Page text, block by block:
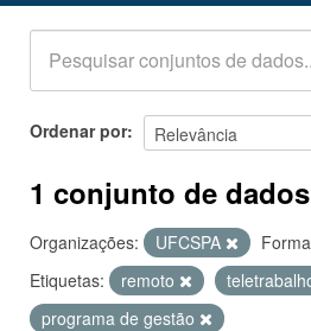
Organizações
Grupos
Sobre
Ordenar por
1 conjunto de
Organizações: UFCSPA
Etiquetas:
remoto
programa de gestão